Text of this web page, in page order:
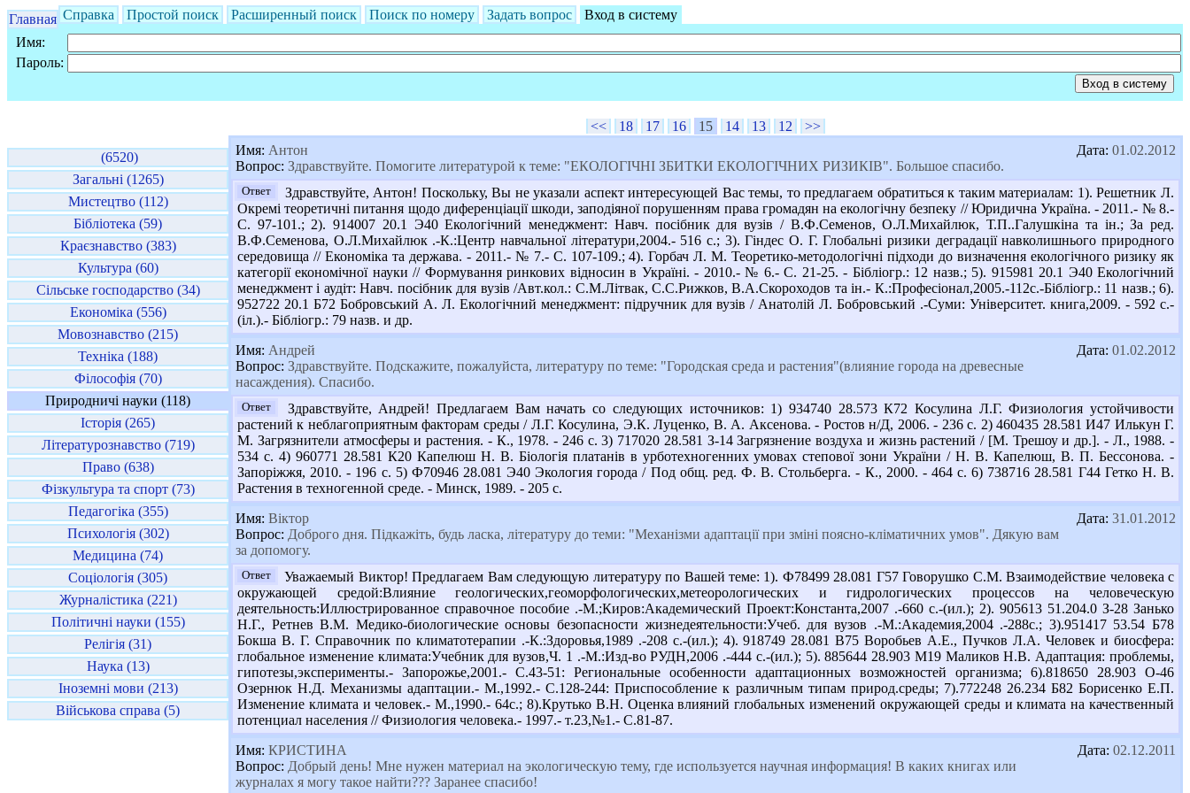
Главная Справка Простой поиск Расширенный поиск Поиск по номеру Задать вопрос
Вход в систему
Имя:
Пароль:
(6520)
Загальні (1265)
Мистецтво (112)
Бібліотека (59)
Краєзнавство (383)
Культура (60)
Сільське господарство (34)
Економіка (556)
Мовознавство (215)
Техніка (188)
Філософія (70)
Природничі науки (118)
Історія (265)
Літературознавство (719)
Право (638)
Фізкультура та спорт (73)
Педагогіка (355)
Психологія (302)
Медицина (74)
Соціологія (305)
Журналістика (221)
Політичні науки (155)
Релігія (31)
Наука (13)
Іноземні мови (213)
Військова справа (5)
<< 18 17 16 15 14 13 12
>>
Дата: 01.02.2012
Имя: Антон
Вопрос: Здравствуйте. Помогите литературой к теме: "ЕКОЛОГІЧНІ ЗБИТКИ ЕКОЛОГІЧНИХ РИЗИКІВ". Большое спасибо.
Ответ
Здравствуйте, Антон! Поскольку, Вы не указали аспект интересующей Вас темы, то предлагаем обратиться к таким материалам: 1). Решетник Л.
Окремі теоретичні питання щодо диференціації шкоди, заподіяної порушенням права громадян на екологічну безпеку // Юридична Україна. - 2011.- № 8.-
С. 97-101.; 2). 914007 20.1 Э40 Екологічний менеджмент: Навч. посібник для вузів / В.Ф.Семенов, О.Л.Михайлюк, Т.П..Галушкіна та ін.; За ред.
В.Ф.Семенова, О.Л.Михайлюк .-К.:Центр навчальної літератури,2004.- 516 с.; 3). Гіндес О. Г. Глобальні ризики деградації навколишнього природного
середовища // Економіка та держава. - 2011.- № 7.- С. 107-109.; 4). Горбач Л. М. Теоретико-методологічні підходи до визначення екологічного ризику як
категорії економічної науки // Формування ринкових відносин в Україні. - 2010.- № 6.- С. 21-25. - Бібліогр.: 12 назв.; 5). 915981 20.1 Э40 Екологічний
менеджмент і аудіт: Навч. посібник для вузів /Авт.кол.: С.М.Літвак, С.С.Рижков, В.А.Скороходов та ін.- К.:Професіонал,2005.-112с.-Бібліогр.: 11 назв.; 6).
952722 20.1 Б72 Бобровський А. Л. Екологічний менеджмент: підручник для вузів / Анатолій Л. Бобровський .-Суми: Університет. книга,2009. - 592 с.-
(іл.).- Бібліогр.: 79 назв. и др.
Дата: 01.02.2012
Имя: Андрей
Вопрос: Здравствуйте. Подскажите, пожалуйста, литературу по теме: "Городская среда и растения"(влияние города на древесные
насаждения). Спасибо.
Ответ
Здравствуйте, Андрей! Предлагаем Вам начать со следующих источников: 1) 934740 28.573 К72 Косулина Л.Г. Физиология устойчивости
растений к неблагоприятным факторам среды / Л.Г. Косулина, Э.К. Луценко, В. А. Аксенова. - Ростов н/Д, 2006. - 236 с. 2) 460435 28.581 И47 Илькун Г.
М. Загрязнители атмосферы и растения. - К., 1978. - 246 с. 3) 717020 28.581 З-14 Загрязнение воздуха и жизнь растений / [М. Трешоу и др.]. - Л., 1988. -
534 с. 4) 960771 28.581 К20 Капелюш Н. В. Біологія платанів в урботехногенних умовах степової зони України / Н. В. Капелюш, В. П. Бессонова. -
Запоріжжя, 2010. - 196 с. 5) Ф70946 28.081 Э40 Экология города / Под общ. ред. Ф. В. Стольберга. - К., 2000. - 464 с. 6) 738716 28.581 Г44 Гетко Н. В.
Растения в техногенной среде. - Минск, 1989. - 205 с.
Дата: 31.01.2012
Имя: Віктор
Вопрос: Доброго дня. Підкажіть, будь ласка, літературу до теми: "Механізми адаптації при зміні поясно-кліматичних умов". Дякую вам
за допомогу.
Ответ
Уважаемый Виктор! Предлагаем Вам следующую литературу по Вашей теме: 1). Ф78499 28.081 Г57 Говорушко С.М. Взаимодействие человека с
окружающей средой:Влияние геологических,геоморфологических,метеорологических и гидрологических процессов на человеческую
деятельность:Иллюстрированное справочное пособие .-М.;Киров:Академический Проект:Константа,2007 .-660 с.-(ил.); 2). 905613 51.204.0 З-28 Занько
Н.Г., Ретнев В.М. Медико-биологические основы безопасности жизнедеятельности:Учеб. для вузов .-М.:Академия,2004 .-288с.; 3).951417 53.54 Б78
Бокша В. Г. Справочник по климатотерапии .-К.:Здоровья,1989 .-208 с.-(ил.); 4). 918749 28.081 В75 Воробьев А.Е., Пучков Л.А. Человек и биосфера:
глобальное изменение климата:Учебник для вузов,Ч. 1 .-М.:Изд-во РУДН,2006 .-444 с.-(ил.); 5). 885644 28.903 М19 Маликов Н.В. Адаптация: проблемы,
гипотезы,эксперименты.- Запорожье,2001.- С.43-51: Региональные особенности адаптационных возможностей организма; 6).818650 28.903 О-46
Озернюк Н.Д. Механизмы адаптации.- М.,1992.- С.128-244: Приспособление к различным типам природ.среды; 7).772248 26.234 Б82 Борисенко Е.П.
Изменение климата и человек.- М.,1990.- 64с.; 8).Крутько В.Н. Оценка влияний глобальных изменений окружающей среды и климата на качественный
потенциал населения // Физиология человека.- 1997.- т.23,№1.- С.81-87.
Дата: 02.12.2011
Имя: КРИСТИНА
Вопрос: Добрый день! Мне нужен материал на экологическую тему, где используется научная информация! В каких книгах или
журналах я могу такое найти??? Заранее спасибо!